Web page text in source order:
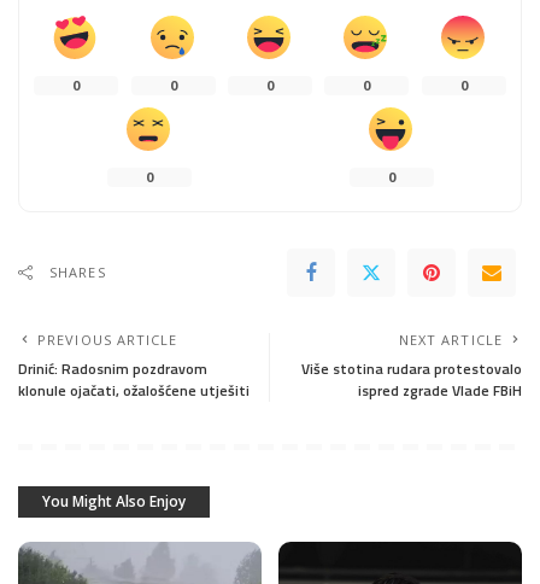
0 0 0 0 0
0 0
SHARES
PREVIOUS ARTICLE
Drinić: Radosnim pozdravom
klonule ojačati, ožalošćene utješiti
NEXT ARTICLE
Više stotina rudara protestovalo
ispred zgrade Vlade FBiH
You Might Also Enjoy